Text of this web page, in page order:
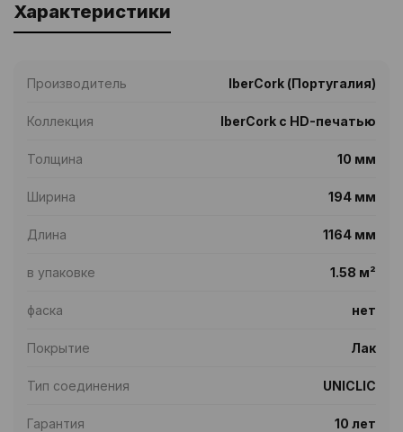
Характеристики
Производитель IberCork (Португалия)
Коллекция IberCork с HD-печатью
Толщина 10 мм
Ширина 194 мм
Длина 1164 мм
в упаковке 1.58 м²
фаска нет
Покрытие Лак
Тип соединения UNICLIC
Гарантия 10 лет